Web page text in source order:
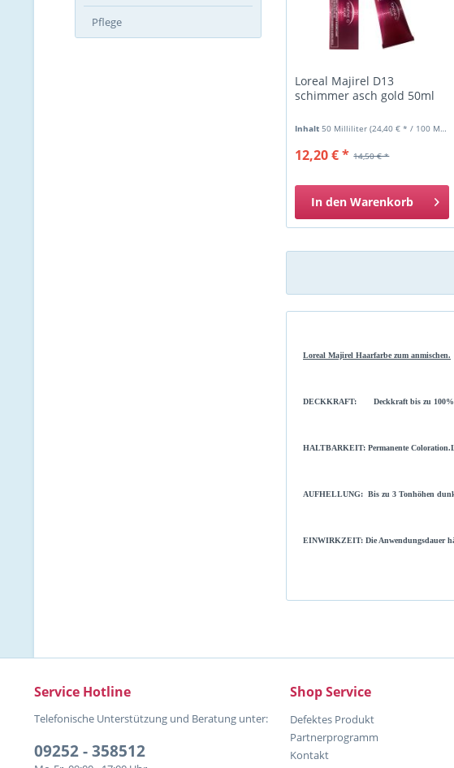
Pflege
Loreal Majirel D13
schimmer asch gold 50ml
Inhalt50 Milliliter(24,40 € * / 100 Milliliter)
14,50 € *
12,20 € *
In den Warenkorb
Loreal Majirel Haarfarbe zum anmischen.
DECKKRAFT: Deckkraft bis zu 100%
HALTBARKEIT: Permanente
AUFHELLUNG: Bis zu 3 Tonhöhen
EINWIRKZEIT: Die Anwendungsdauer
Service Hotline
Telefonische Unterstützung und Beratung unter:
09252 - 358512
Shop Service
Defektes Produkt
Partnerprogramm
Kontakt